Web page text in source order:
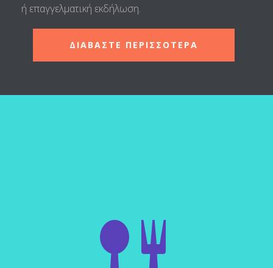
ή επαγγελματική εκδήλωση.
ΔΙΑΒΑΣΤΕ ΠΕΡΙΣΣΟΤΕΡΑ